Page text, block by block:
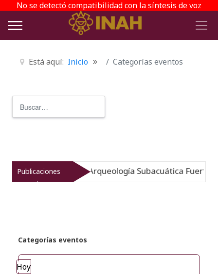
No se detectó compatibilidad con la síntesis de voz
Está aquí: Inicio Categorías eventos
Publicaciones
recientes
Museo de Arqueología Subacuática Fuerte de
Categorías eventos
Hoy